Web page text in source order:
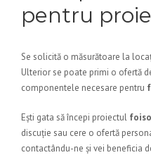
pentru
Se solicită o măsurătoare la
Ulterior se poate primi o ofertă
componentele necesare pentru
Ești gata să începi proiectul
discuție sau cere o ofertă
contactându-ne și vei beneficia